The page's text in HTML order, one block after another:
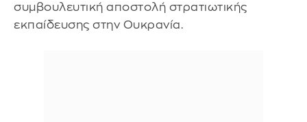
συμβουλευτική αποστολή στρατιωτικής
εκπαίδευσης στην Ουκρανία.